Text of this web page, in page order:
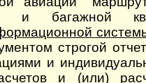
и багажной
строгой
и
и (или)